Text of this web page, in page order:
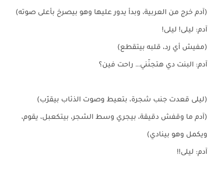
(آدم خرج من العربية، وبدأ يدور عليها وهو بيصرخ بأعلى صوته)
آدم: ليلى! ليلى!
(مفيش أي رد، قلبه بيتقطع)
آدم: البنت دي هتجنّني… راحت فين؟
(ليلى قعدت جنب شجرة، بتعيط وصوت الذئاب بيقرّب)
(آدم ما وقفش دقيقة، بيجري وسط الشجر، بيتكعبل، يقوم،
ويكمل وهو بينادي)
آدم: ليلى!!